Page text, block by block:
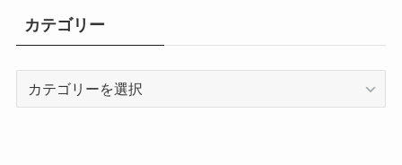
カテゴリー